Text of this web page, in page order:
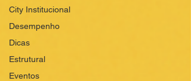
City Institucional
Desempenho
Dicas
Estrutural
Eventos